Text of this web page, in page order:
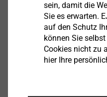
sein, damit die
Sie es erwarten.
auf den Schutz
können Sie
Cookies nicht zu
hier Ihre